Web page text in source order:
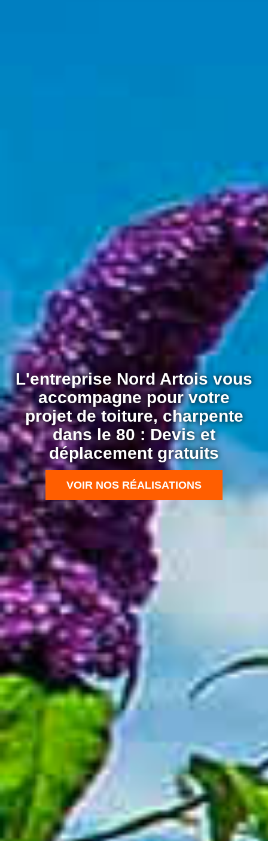
L'entreprise Nord Artois vous
accompagne pour votre
projet de toiture, charpente
dans le 80 : Devis et
déplacement gratuits
VOIR NOS RÉALISATIONS